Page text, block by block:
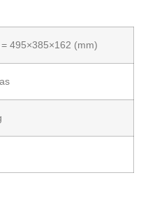
495×385×162 (mm)